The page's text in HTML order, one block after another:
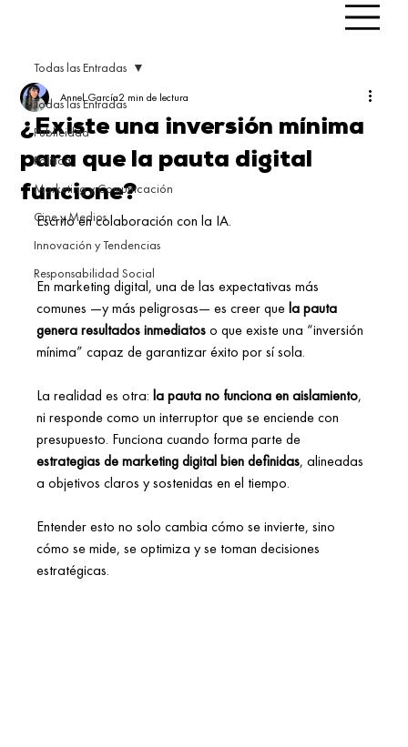
Todas las Entradas
Publicidad
Política
Marketing y Comunicación
Cine y Medios
Innovación y Tendencias
Responsabilidad Social
Todas las Entradas
¿Existe una inversión mínima
para que la pauta digital
funcione?
Annel García2 min de lectura
Escrito en colaboración con la IA.
En marketing digital, una de las expectativas más
comunes —y más peligrosas— es creer que la pauta
genera resultados inmediatos o que existe una “inversión
mínima” capaz de garantizar éxito por sí sola.
La realidad es otra: la pauta no funciona en aislamiento,
ni responde como un interruptor que se enciende con
presupuesto. Funciona cuando forma parte de
estrategias de marketing digital bien definidas, alineadas
a objetivos claros y sostenidas en el tiempo.
Entender esto no solo cambia cómo se invierte, sino
cómo se mide, se optimiza y se toman decisiones
estratégicas.